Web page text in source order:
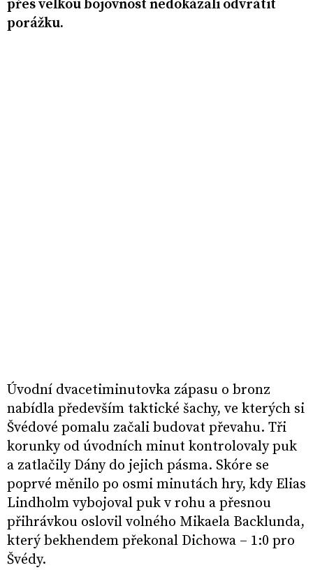
přes velkou bojovnost nedokázali odvrátit
porážku.
Úvodní dvacetiminutovka zápasu o bronz
nabídla především taktické šachy, ve kterých si
Švédové pomalu začali budovat převahu. Tři
korunky od úvodních minut kontrolovaly puk
a zatlačily Dány do jejich pásma. Skóre se
poprvé měnilo po osmi minutách hry, kdy Elias
Lindholm vybojoval puk v rohu a přesnou
přihrávkou oslovil volného Mikaela Backlunda,
který bekhendem překonal Dichowa – 1:0 pro
Švédy.